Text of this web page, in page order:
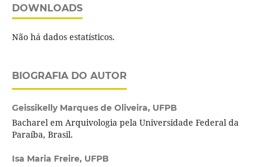
DOWNLOADS
Não há dados estatísticos.
BIOGRAFIA DO AUTOR
Geissikelly Marques de Oliveira, UFPB
Bacharel em Arquivologia pela Universidade Federal da
Paraíba, Brasil.
Isa Maria Freire, UFPB